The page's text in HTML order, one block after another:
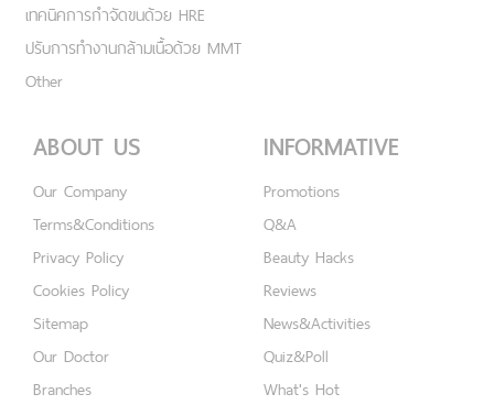
เทคนิคการกำจัดขนด้วย HRE
ปรับการทำงานกล้ามเนื้อด้วย MMT
Other
ABOUT US
Our Company
Terms&Conditions
Privacy Policy
Cookies Policy
Sitemap
Our Doctor
Branches
INFORMATIVE
Promotions
Q&A
Beauty Hacks
Reviews
News&Activities
Quiz&Poll
What's Hot